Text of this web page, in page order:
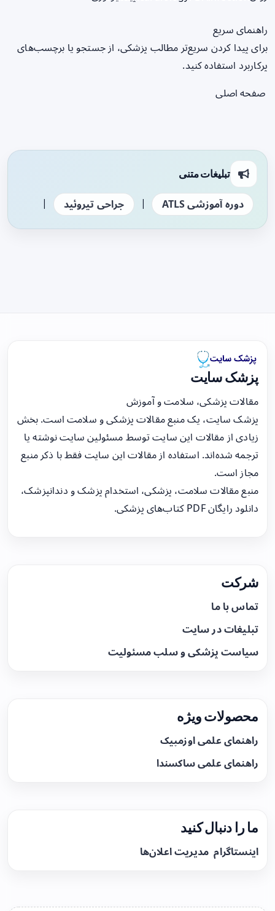
راهنمای سریع
برای پیدا کردن سریع‌تر مطالب پزشکی، از جستجو یا برچسب‌های
پرکاربرد استفاده کنید.
صفحه اصلی
تبلیغات متنی
دوره آموزشی ATLS | جراحی تیروئید |
پزشک سایت
مقالات پزشکی، سلامت و آموزش
پزشک سایت، یک منبع مقالات پزشکی و سلامت است. بخش
زیادی از مقالات این سایت توسط مسئولین سایت نوشته یا
ترجمه شده‌اند. استفاده از مقالات این سایت فقط با ذکر منبع
مجاز است.
منبع مقالات سلامت، پزشکی، استخدام پزشک و دندانپزشک،
دانلود رایگان PDF کتاب‌های پزشکی.
شرکت
تماس با ما
تبلیغات در سایت
سیاست پزشکی و سلب مسئولیت
محصولات ویژه
راهنمای علمی اوزمپیک
راهنمای علمی ساکسندا
ما را دنبال کنید
اینستاگرام مدیریت اعلان‌ها